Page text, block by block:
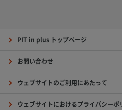
PIT in plus トップページ
お問い合わせ
ウェブサイトのご利用にあたって
ウェブサイトにおけるプライバシーポ